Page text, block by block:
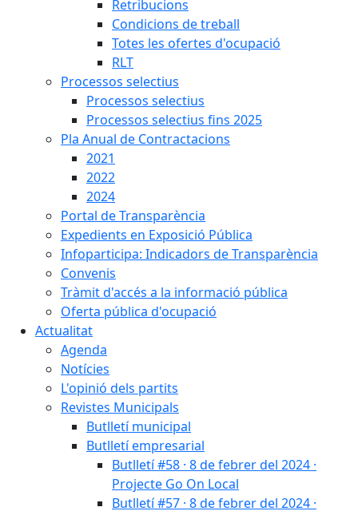
Retribucions
Condicions de treball
Totes les ofertes d'ocupació
RLT
Processos selectius
Processos selectius
Processos selectius fins 2025
Pla Anual de Contractacions
2021
2022
2024
Portal de Transparència
Expedients en Exposició Pública
Infoparticipa: Indicadors de Transparència
Convenis
Tràmit d'accés a la informació pública
Oferta pública d'ocupació
Actualitat
Agenda
Notícies
L'opinió dels partits
Revistes Municipals
Butlletí municipal
Butlletí empresarial
Butlletí #58 · 8 de febrer del 2024 ·
Projecte Go On Local
Butlletí #57 · 8 de febrer del 2024 ·